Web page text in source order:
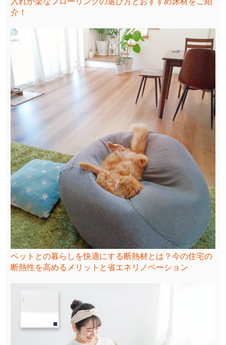
介！
ペットとの暮らしを快適にする断熱材とは？今の住宅の
断熱性を高めるメリットと省エネリノベーション